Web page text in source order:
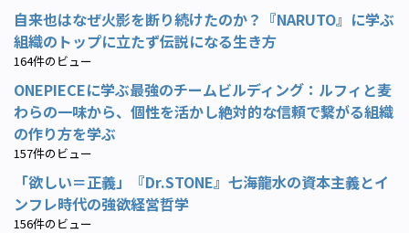
自来也はなぜ火影を断り続けたのか？『NARUTO』に学ぶ
組織のトップに立たず伝説になる生き方
164件のビュー
ONEPIECEに学ぶ最強のチームビルディング：ルフィと麦
わらの一味から、個性を活かし絶対的な信頼で繋がる組織
の作り方を学ぶ
157件のビュー
「欲しい＝正義」『Dr.STONE』七海龍水の資本主義とイ
ンフレ時代の強欲経営哲学
156件のビュー